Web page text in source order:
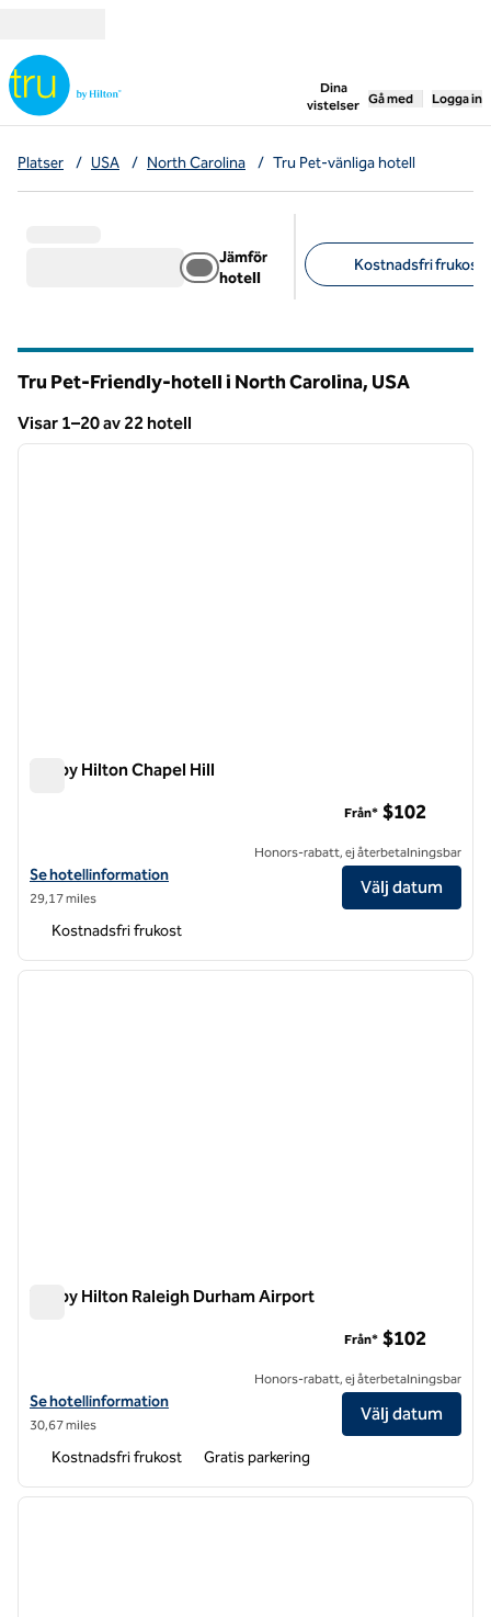
Dina
vistelser
,öppnar ny flik
Gå med Logga in
Platser / USA / North Carolina / Tru Pet-vänliga hotell
Jämför
hotell
Kostnadsfri frukost
Tru Pet-Friendly-hotell i North Carolina, USA
Visar 1–20 av 22 hotell
Visar 22 hotell
1 av 12
nästa
Tru by Hilton Chapel Hill
Visa hotelluppgifter för Tru by Hilton Chapel Hill
Se hotellinformation
29,17 miles
Från* $102
Honors-rabatt, ej återbetalningsbar
Välj datum
Kostnadsfri frukost
1 av 12
nästa
Tru by Hilton Raleigh Durham Airport
Visa hotelluppgifter för Tru by Hilton Raleigh Durham Airport
Se hotellinformation
30,67 miles
Från* $102
Honors-rabatt, ej återbetalningsbar
Välj datum
Kostnadsfri frukost Gratis parkering
1 av 12
nästa